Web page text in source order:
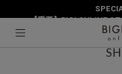
【重要】BIGI ONLINE
ショップリスト